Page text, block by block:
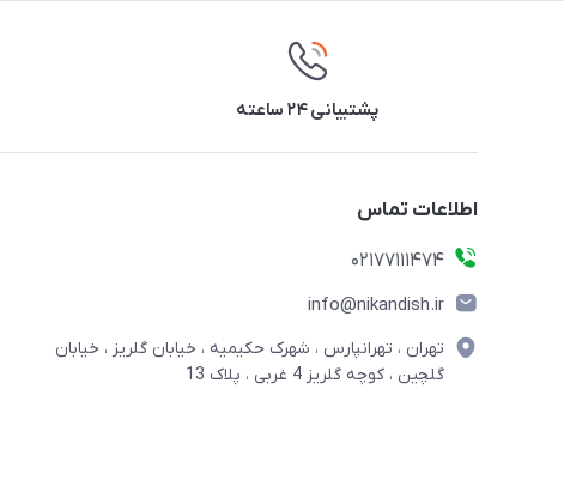
پشتیبانی ۲۴ ساعته
اطلاعات تماس
02177111474
info@nikandish.ir
تهران ، تهرانپارس ، شهرک حکیمیه ، خیابان گلریز ، خیابان
گلچین ، کوچه گلریز 4 غربی ، پلاک 13